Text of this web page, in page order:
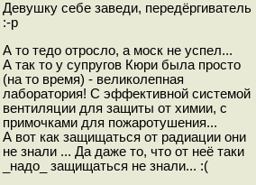
Девушку себе заведи, передёргиватель
:-р
А то тедо отросло, а моск не успел...
А так то у супругов Кюри была просто
(на то время) - великолепная
лаборатория! С эффективной системой
вентиляции для защиты от химии, с
примочками для пожаротушения...
А вот как защищаться от радиации они
не знали ... Да даже то, что от неё таки
_надо_ защищаться не знали... :(